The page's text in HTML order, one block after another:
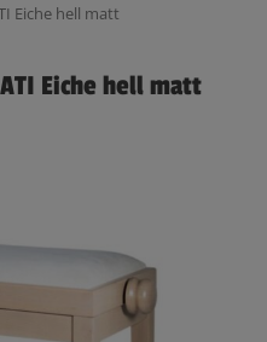
Eiche hell matt
Eiche hell matt